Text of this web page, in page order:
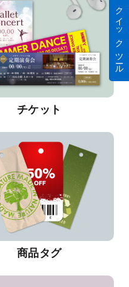
チケット
商品タグ
クイック ツール